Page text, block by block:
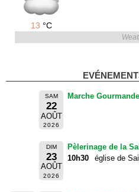
13 °C
SAM
22
AOÛT
2026
Marche Gourmande
DIM
23
AOÛT
2026
Pèlerinage de la
10h30
église de